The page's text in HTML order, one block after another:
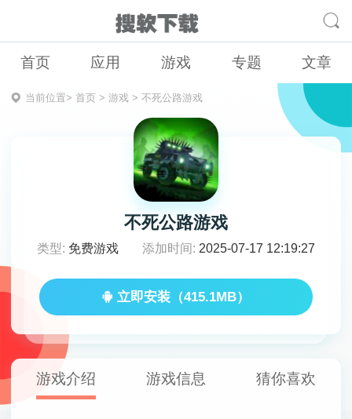
首页 应用 游戏 专题 文章
当前位置> 首页> 游戏> 不死公路游戏
不死公路游戏
类型: 免费游戏 添加时间: 2025-07-17 12:19:27
立即安装（415.1MB）
游戏介绍 游戏信息 猜你喜欢